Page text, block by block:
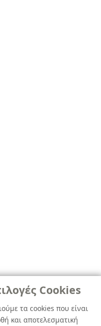
Cookies
τα cookies που είναι
και αποτελεσματική